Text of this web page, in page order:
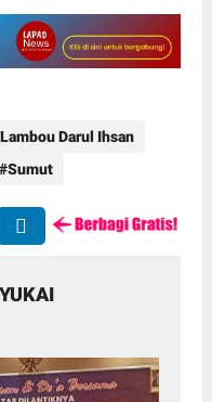
Darul Ihsan
Sumut